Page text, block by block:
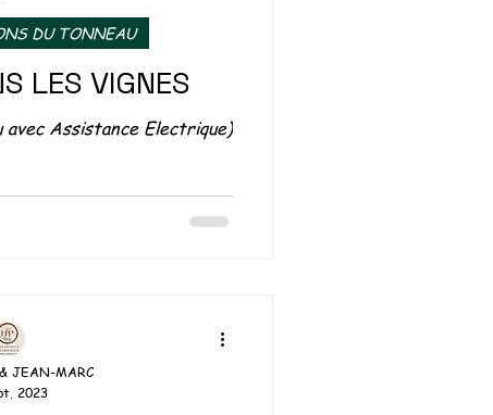
LES VIGNES
avec Assistance Electrique)
DU TONNEAU
JEAN-MARC
2023